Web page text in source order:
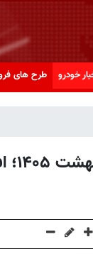
خودرو طرح های
شوک